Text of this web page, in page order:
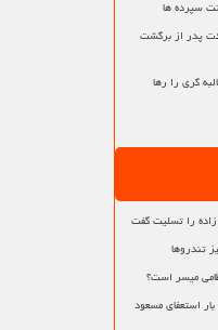
سپرده ها
پدر از برگشت
گری را رها
را تسلیت گفت
تندروها
میسر است؟
پشت پرده ادعای یک روحانی در رابطه با ۲۸ بار استعفای مسعود